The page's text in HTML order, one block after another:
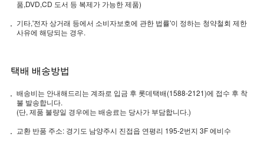
품,DVD,CD 도서 등 복제가 가능한 제품)
기타,'전자 상거래 등에서 소비자보호에 관한 법률'이 정하는 청약철회 제한
사유에 해당되는 경우.
택배 배송방법
배송비는 안내해드리는 계좌로 입금 후 롯데택배(1588-2121)에 접수 후 착
불 발송합니다.
(단, 제품 불량일 경우에는 배송료는 당사가 부담합니다.)
교환 반품 주소: 경기도 남양주시 진접읍 연평리 195-2번지 3F 에비수